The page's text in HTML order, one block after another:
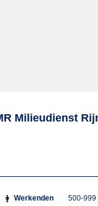
Milieudienst
Werkenden
500-999